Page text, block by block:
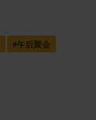
#午后聚会